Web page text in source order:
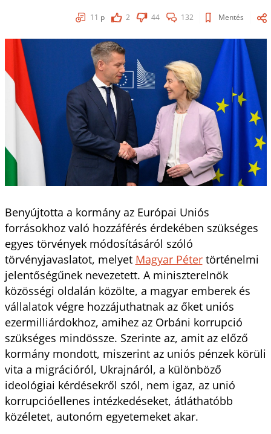
11 p 2 44 132 Mentés
Benyújtotta a kormány az Európai Uniós
forrásokhoz való hozzáférés érdekében szükséges
egyes törvények módosításáról szóló
törvényjavaslatot, melyet Magyar Pétertörténelmi
jelentőségűnek nevezetett. A miniszterelnök
közösségi oldalán közölte, a magyar emberek és
vállalatok végre hozzájuthatnak az őket uniós
ezermilliárdokhoz, amihez az Orbáni korrupció
szükséges mindössze. Szerinte az, amit az előző
kormány mondott, miszerint az uniós pénzek körüli
vita a migrációról, Ukrajnáról, a különböző
ideológiai kérdésekről szól, nem igaz, az unió
korrupcióellenes intézkedéseket, átláthatóbb
közéletet, autonóm egyetemeket akar.